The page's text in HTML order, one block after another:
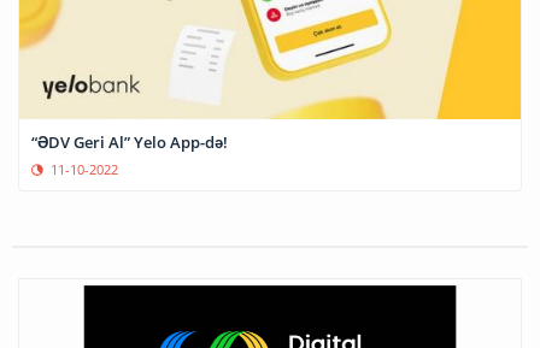
“ƏDV Geri Al” Yelo App-də!
11-10-2022